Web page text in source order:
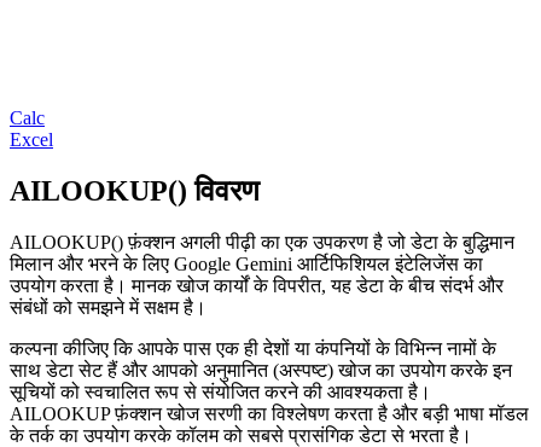
Calc
Excel
AILOOKUP() विवरण
AILOOKUP() फ़ंक्शन अगली पीढ़ी का एक उपकरण है जो डेटा के बुद्धिमान
मिलान और भरने के लिए Google Gemini आर्टिफिशियल इंटेलिजेंस का
उपयोग करता है। मानक खोज कार्यों के विपरीत, यह डेटा के बीच संदर्भ और
संबंधों को समझने में सक्षम है।
कल्पना कीजिए कि आपके पास एक ही देशों या कंपनियों के विभिन्न नामों के
साथ डेटा सेट हैं और आपको अनुमानित (अस्पष्ट) खोज का उपयोग करके इन
सूचियों को स्वचालित रूप से संयोजित करने की आवश्यकता है।
AILOOKUP फ़ंक्शन खोज सरणी का विश्लेषण करता है और बड़ी भाषा मॉडल
के तर्क का उपयोग करके कॉलम को सबसे प्रासंगिक डेटा से भरता है।